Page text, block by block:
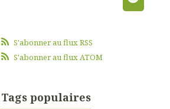
S'abonner au flux RSS
S'abonner au flux ATOM
Tags populaires